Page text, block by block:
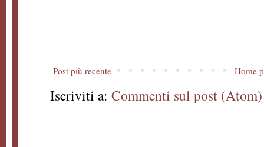
Post più recente Home
Iscriviti a: Commenti sul post (Atom)